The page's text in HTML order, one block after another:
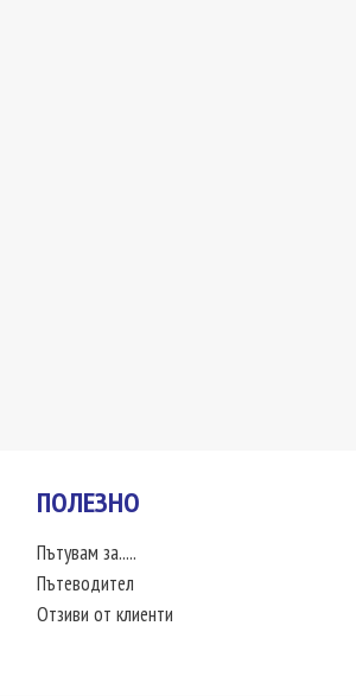
ПОЛЕЗНО
Пътувам за.....
Пътеводител
Отзиви от клиенти